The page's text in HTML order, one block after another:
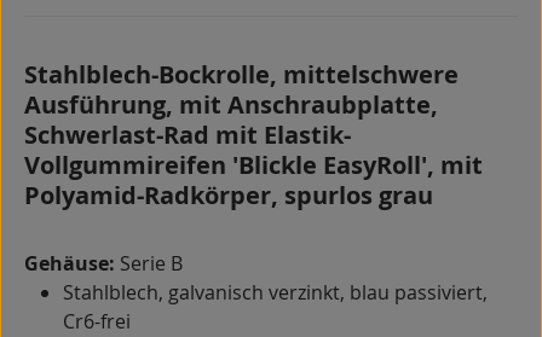
Stahlblech-Bockrolle, mittelschwere
Ausführung, mit Anschraubplatte,
Schwerlast-Rad mit Elastik-
Vollgummireifen 'Blickle EasyRoll', mit
Polyamid-Radkörper, spurlos grau
Gehäuse: Serie B
Stahlblech, galvanisch verzinkt, blau passiviert,
Cr6-frei